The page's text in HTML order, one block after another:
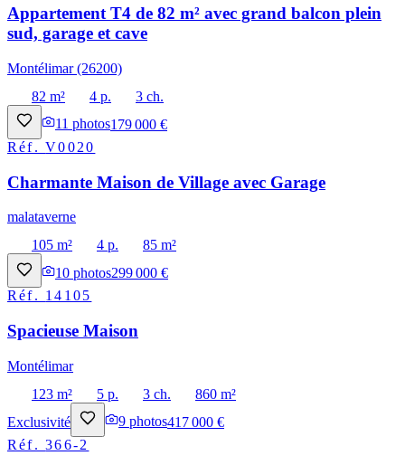
Appartement T4 de 82 m² avec grand balcon plein
sud, garage et cave
Montélimar (26200)
82 m²
4 p.
3 ch.
11 photos179 000 €
Réf.V0020
Charmante Maison de Village avec Garage
malataverne
105 m²
4 p.
85 m²
10 photos299 000 €
Réf. 14105
Spacieuse Maison
Montélimar
123 m²
5 p. 3 ch.
860 m²
Exclusivité
9 photos417 000 €
Réf.366-2